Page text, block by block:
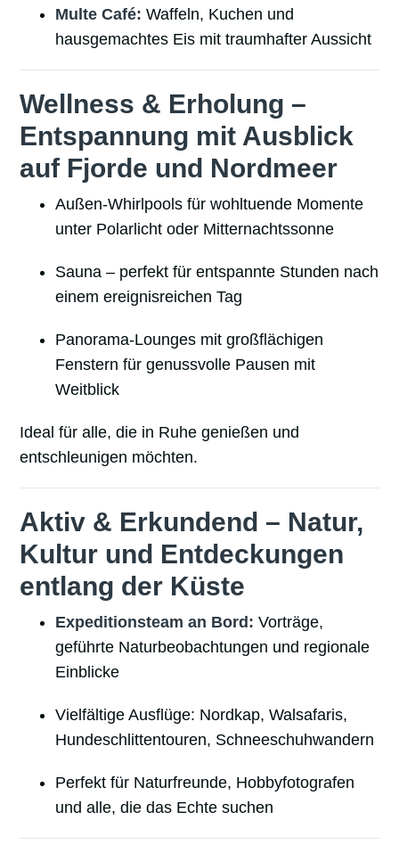
Multe Café: Waffeln, Kuchen und
hausgemachtes Eis mit traumhafter Aussicht
Wellness & Erholung –
Entspannung mit Ausblick
auf Fjorde und Nordmeer
Außen-Whirlpools für wohltuende Momente
unter Polarlicht oder Mitternachtssonne
Sauna – perfekt für entspannte Stunden nach
einem ereignisreichen Tag
Panorama-Lounges mit großflächigen
Fenstern für genussvolle Pausen mit
Weitblick
Ideal für alle, die in Ruhe genießen und
entschleunigen möchten.
Aktiv & Erkundend – Natur,
Kultur und Entdeckungen
entlang der Küste
Expeditionsteam an Bord: Vorträge,
geführte Naturbeobachtungen und regionale
Einblicke
Vielfältige Ausflüge: Nordkap, Walsafaris,
Hundeschlittentouren, Schneeschuhwandern
Perfekt für Naturfreunde, Hobbyfotografen
und alle, die das Echte suchen